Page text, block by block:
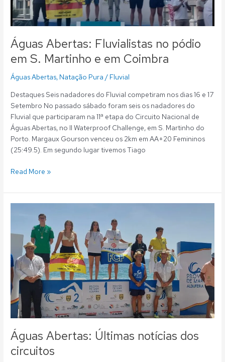
Águas Abertas: Fluvialistas no pódio
em S. Martinho e em Coimbra
Águas Abertas, Natação Pura / Fluvial
Destaques Seis nadadores do Fluvial competiram nos dias 16 e 17
Setembro No passado sábado foram seis os nadadores do
Fluvial que participaram na 11ª etapa do Circuito Nacional de
Águas Abertas, no II Waterproof Challenge, em S. Martinho do
Porto. Margaux Gourson venceu os 2km em AA+20 Femininos
(25:49.5). Em segundo lugar tivemos Tiago
S.
Martinho
e
em
Coimbra
Read More »
Águas Abertas: Últimas notícias dos
circuitos
Últimas
notícias
dos
circuitos